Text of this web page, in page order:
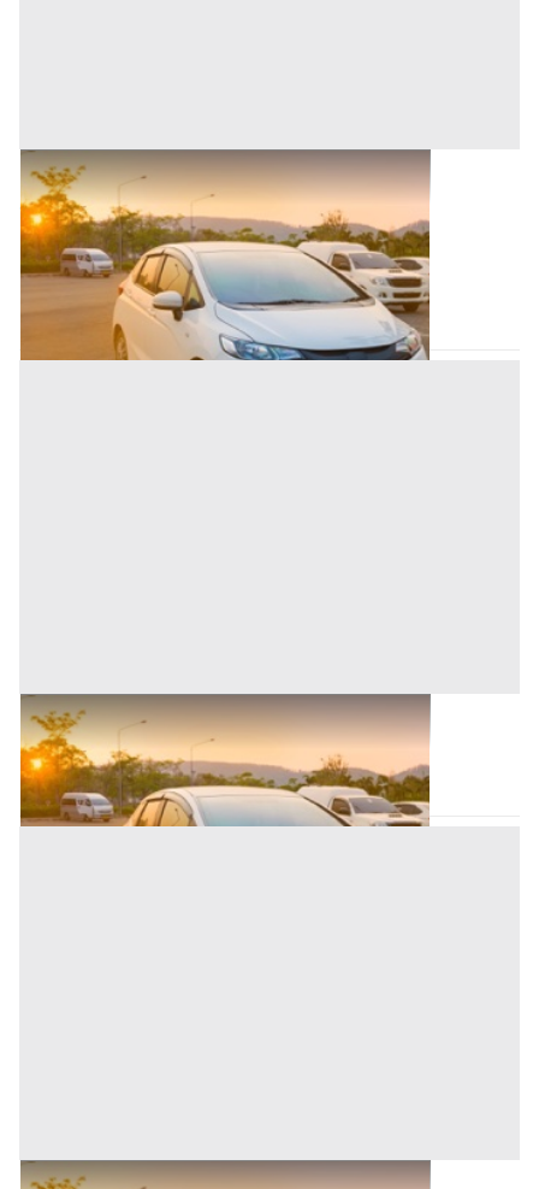
Autovetture all'asta a Nuoro
Nuoro (Nuoro)
Offerta minima
176 €
Codice asta:BB141285
Asta chiusa
Autovetture all'asta a Nuoro
Nuoro (Nuoro)
Asta chiusa